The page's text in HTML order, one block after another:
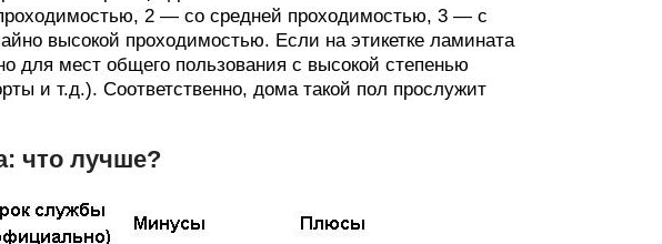
2 — со средней проходимостью, 3 — с
высокой проходимостью. Если на этикетке ламината
для мест общего пользования с высокой степенью
и т.д.). Соответственно, дома такой пол прослужит
что лучше?